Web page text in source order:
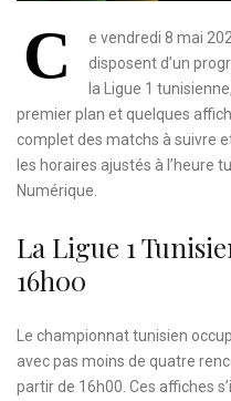
C
e vendredi 8 mai
disposent d’un
la Ligue 1
premier plan et quelques
complet des matchs à suivre
les horaires ajustés à l’heure
Numérique.
La Ligue 1
16h00
Le championnat tunisien
avec pas moins de quatre
partir de 16h00. Ces affiches